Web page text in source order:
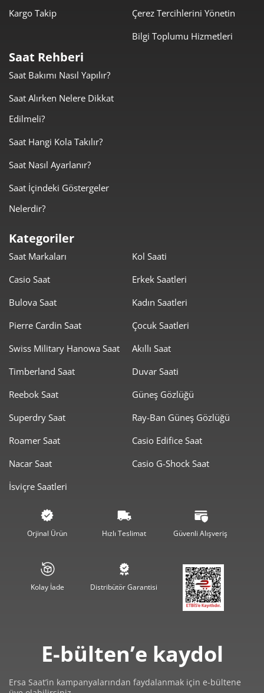
Kargo Takip
Çerez Tercihlerini Yönetin
Bilgi Toplumu Hizmetleri
Saat Rehberi
Saat Bakımı Nasıl Yapılır?
Saat Alırken Nelere Dikkat
Edilmeli?
Saat Hangi Kola Takılır?
Saat Nasıl Ayarlanır?
Saat İçindeki Göstergeler
Nelerdir?
Kategoriler
Saat Markaları
Casio Saat
Bulova Saat
Pierre Cardin Saat
Swiss Military Hanowa Saat
Timberland Saat
Reebok Saat
Superdry Saat
Roamer Saat
Nacar Saat
İsviçre Saatleri
Kol Saati
Erkek Saatleri
Kadın Saatleri
Çocuk Saatleri
Akıllı Saat
Duvar Saati
Güneş Gözlüğü
Ray-Ban Güneş Gözlüğü
Casio Edifice Saat
Casio G-Shock Saat
Orjinal Ürün Hızlı Teslimat Güvenli Alışveriş
Kolay İade Distribütör Garantisi
E-bülten’e kaydol
Ersa Saat’in kampanyalarından faydalanmak için e-bültene